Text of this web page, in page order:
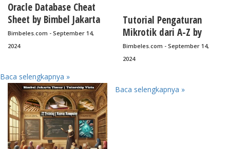
Oracle Database Cheat
Sheet by Bimbel Jakarta
Timur
Bimbeles.com - September 14,
2024
Tutorial Pengaturan
Mikrotik dari A-Z by
Bimbel Jakarta Timur
Bimbeles.com - September 14,
2024
Baca selengkapnya »
Baca selengkapnya »